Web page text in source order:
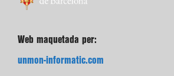
Web maquetada per:
unmon-informatic.com